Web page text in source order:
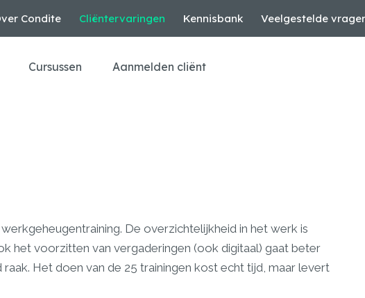
Condite Cliëntervaringen Kennisbank Veelgestelde
Cursussen Aanmelden cliënt
De overzichtelijkheid in het werk is
het voorzitten van vergaderingen (ook digitaal) gaat beter
Het doen van de 25 trainingen kost echt tijd, maar levert